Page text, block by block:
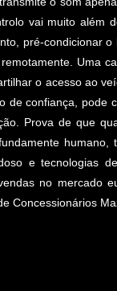
vai muito além
pré-condicionar
Uma
o acesso ao
de confiança, pode
Prova de que
e tecnologias
no mercado
Concessionários